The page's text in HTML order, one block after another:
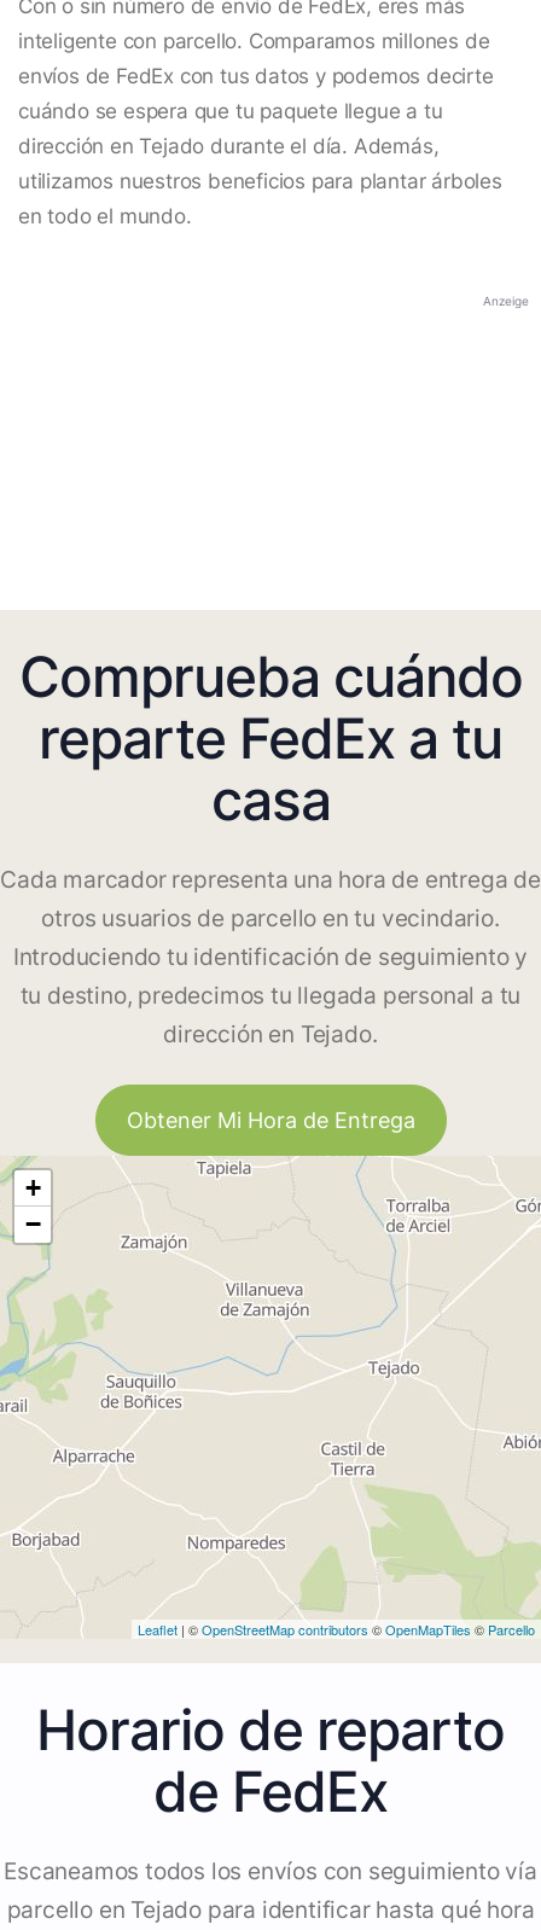
Con o sin número de envío de FedEx, eres más
inteligente con parcello. Comparamos millones de
envíos de FedEx con tus datos y podemos decirte
cuándo se espera que tu paquete llegue a tu
dirección en Tejado durante el día. Además,
utilizamos nuestros beneficios para plantar árboles
en todo el mundo.
Anzeige
Comprueba cuándo
reparte FedEx a tu
casa
Cada marcador representa una hora de entrega de
otros usuarios de parcello en tu vecindario.
Introduciendo tu identificación de seguimiento y
tu destino, predecimos tu llegada personal a tu
dirección en Tejado.
Obtener Mi Hora de Entrega
+
−
Leaflet | ©OpenStreetMap contributors ©OpenMapTiles © Parcello
Horario de reparto
de FedEx
Escaneamos todos los envíos con seguimiento vía
parcello en Tejado para identificar hasta qué hora